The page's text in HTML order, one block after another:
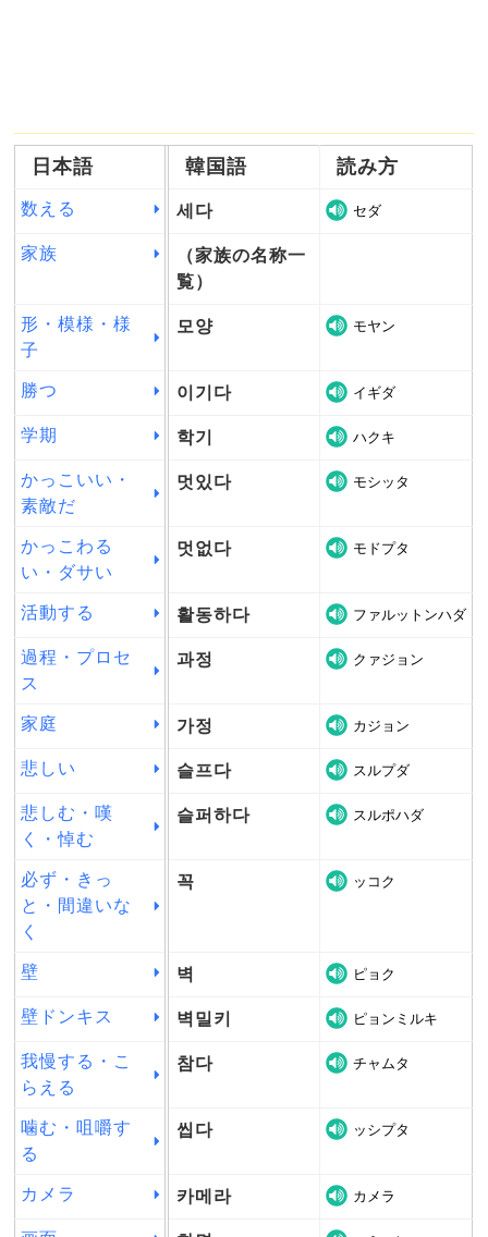
日本語 韓国語 読み方
数える 세다 セダ
家族
（家族の名称一
覧）
形・模様・様
子
모양 モヤン
勝つ 이기다 イギダ
学期 학기 ハクキ
かっこいい・
素敵だ
멋있다 モシッタ
かっこわる
い・ダサい
멋없다 モドプタ
活動する 활동하다 ファルットンハダ
過程・プロセ
ス
과정 クァジョン
家庭 가정 カジョン
悲しい 슬프다 スルプダ
悲しむ・嘆
く・悼む
슬퍼하다 スルポハダ
必ず・きっ
と・間違いな
く
꼭 ッコク
壁 벽 ピョク
壁ドンキス 벽밀키 ピョンミルキ
我慢する・こ
らえる
참다 チャムタ
噛む・咀嚼す
る
씹다 ッシプタ
カメラ 카메라 カメラ